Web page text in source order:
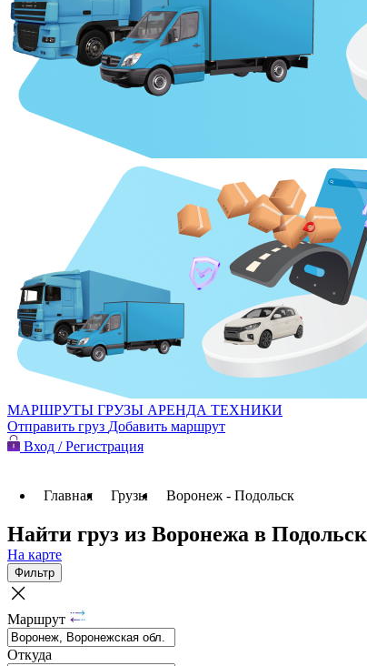
МАРШРУТЫ ГРУЗЫ АРЕНДА ТЕХНИКИ
Отправить груз Добавить маршрут
Вход / Регистрация
Главная Грузы Воронеж - Подольск
Найти груз из Воронежа в Подольск
На карте
Фильтр
Маршрут
Откуда